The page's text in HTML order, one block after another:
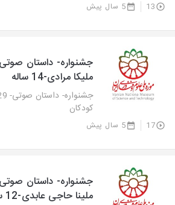
13 5 سال پیش
ملیکا مرادی-14 ساله
کودکان
17 5 سال پیش
ملینا حاجی عابدی-12 ساله